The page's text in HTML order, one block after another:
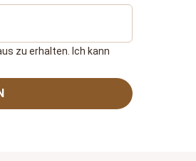
zu erhalten. Ich kann